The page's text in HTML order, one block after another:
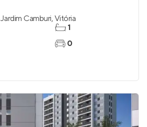
Jardim Camburi,Vitória
1
0